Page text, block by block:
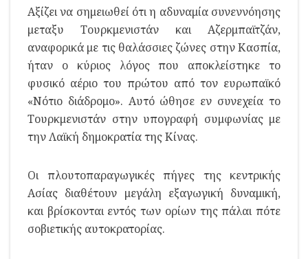
Αξίζει να σημειωθεί ότι η αδυναμία συνεννόησης
μεταξυ Τουρκμενιστάν και Αζερμπαϊτζάν,
αναφορικά με τις θαλάσσιες ζώνες στην Κασπία,
ήταν ο κύριος λόγος που αποκλείστηκε το
φυσικό αέριο του πρώτου από τον ευρωπαϊκό
«Νότιο διάδρομο». Αυτό ώθησε εν συνεχεία το
Τουρκμενιστάν στην υπογραφή συμφωνίας με
την Λαϊκή δημοκρατία της Κίνας.
Οι πλουτοπαραγωγικές πήγες της κεντρικής
Ασίας διαθέτουν μεγάλη εξαγωγική δυναμική,
και βρίσκονται εντός των ορίων της πάλαι πότε
σοβιετικής αυτοκρατορίας.